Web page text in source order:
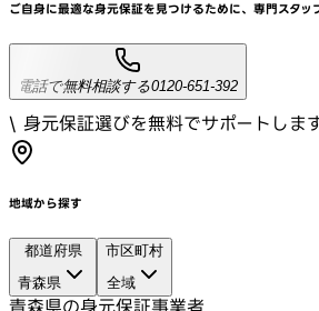
ご自身に最適な身元保証を見つけるために、 専門スタッ
電話で無料相談する0120-651-392
\ 身元保証選びを無料でサポートしま
地域から探す
都道府県
青森県
市区町村
全域
青森県の身元保証事業者